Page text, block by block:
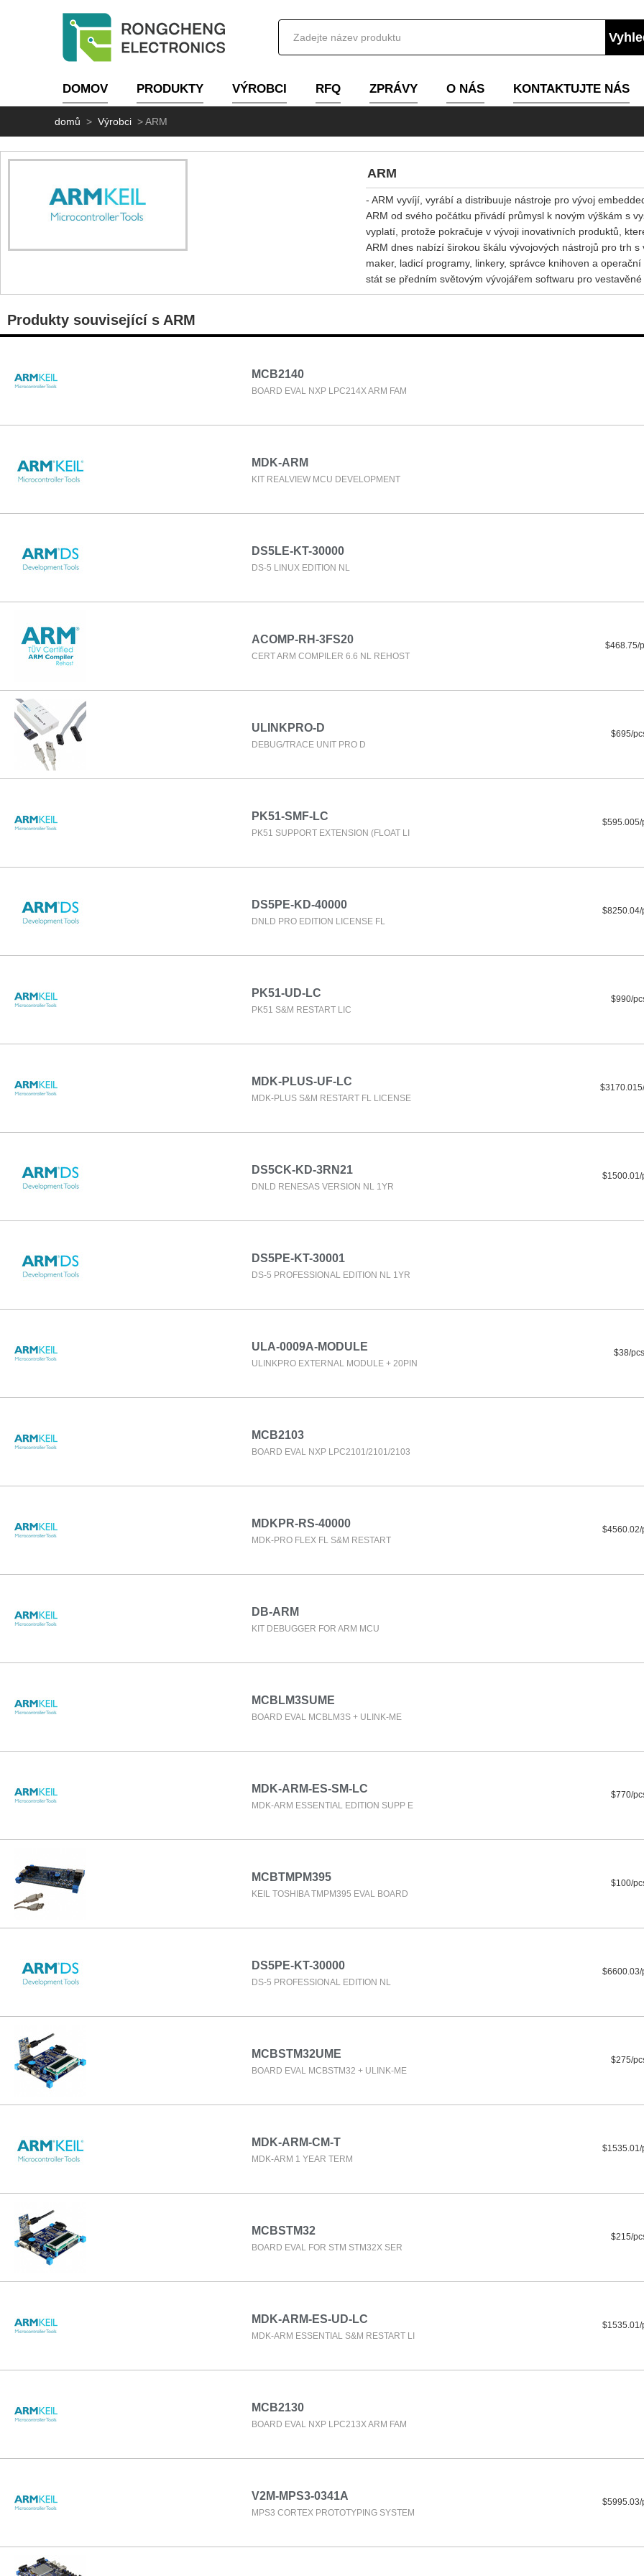
DOMOV PRODUKTY VÝROBCI RFQ ZPRÁVY O NÁS KONTAKTUJTE NÁS
domů > Výrobci >ARM
ARM
- ARM vyvíjí, vyrábí a distribuuje nástroje pro vývoj
ARM od svého počátku přivádí průmysl k novým výškám s
vyplatí, protože pokračuje v vývoji inovativních produktů,
ARM dnes nabízí širokou škálu vývojových nástrojů pro trh
maker, ladicí programy, linkery, správce knihoven a
stát se předním světovým vývojářem softwaru pro vestavěné
Produkty související s ARM
MCB2140
BOARD EVAL NXP LPC214X ARM FAM
MDK-ARM
KIT REALVIEW MCU DEVELOPMENT
DS5LE-KT-30000
DS-5 LINUX EDITION NL
ACOMP-RH-3FS20
CERT ARM COMPILER 6.6 NL REHOST
$468.75/
ULINKPRO-D
DEBUG/TRACE UNIT PRO D
$695/
PK51-SMF-LC
PK51 SUPPORT EXTENSION (FLOAT LI
$595.005/
DS5PE-KD-40000
DNLD PRO EDITION LICENSE FL
$8250.04/
PK51-UD-LC
PK51 S&M RESTART LIC
$990/
MDK-PLUS-UF-LC
MDK-PLUS S&M RESTART FL LICENSE
DS5CK-KD-3RN21
DNLD RENESAS VERSION NL 1YR
$1500.01/
DS5PE-KT-30001
DS-5 PROFESSIONAL EDITION NL 1YR
ULA-0009A-MODULE
ULINKPRO EXTERNAL MODULE + 20PIN
$38/pcs
MCB2103
BOARD EVAL NXP LPC2101/2101/2103
MDKPR-RS-40000
MDK-PRO FLEX FL S&M RESTART
$4560.02/
DB-ARM
KIT DEBUGGER FOR ARM MCU
MCBLM3SUME
BOARD EVAL MCBLM3S + ULINK-ME
MDK-ARM-ES-SM-LC
MDK-ARM ESSENTIAL EDITION SUPP E
$770/
MCBTMPM395
KEIL TOSHIBA TMPM395 EVAL BOARD
$100/
DS5PE-KT-30000
DS-5 PROFESSIONAL EDITION NL
$6600.03/
MCBSTM32UME
BOARD EVAL MCBSTM32 + ULINK-ME
$275/
MDK-ARM-CM-T
MDK-ARM 1 YEAR TERM
$1535.01/
MCBSTM32
BOARD EVAL FOR STM STM32X SER
$215/
MDK-ARM-ES-UD-LC
MDK-ARM ESSENTIAL S&M RESTART LI
$1535.01/
MCB2130
BOARD EVAL NXP LPC213X ARM FAM
V2M-MPS3-0341A
MPS3 CORTEX PROTOTYPING SYSTEM
$5995.03/